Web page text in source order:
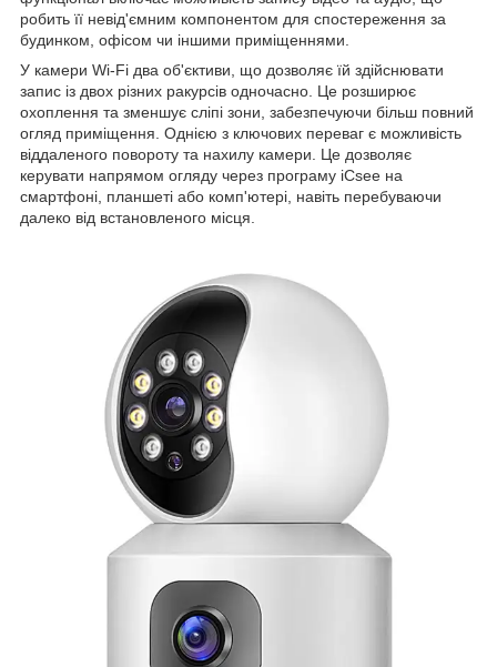
робить її невід'ємним компонентом для спостереження за
будинком, офісом чи іншими приміщеннями.
У камери Wi-Fi два об'єктиви, що дозволяє їй здійснювати
запис із двох різних ракурсів одночасно. Це розширює
охоплення та зменшує сліпі зони, забезпечуючи більш повний
огляд приміщення. Однією з ключових переваг є можливість
віддаленого повороту та нахилу камери. Це дозволяє
керувати напрямом огляду через програму iCsee на
смартфоні, планшеті або комп'ютері, навіть перебуваючи
далеко від встановленого місця.